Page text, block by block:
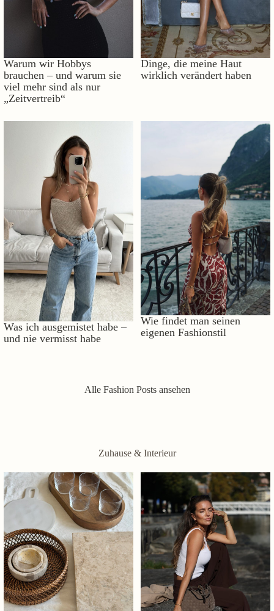
Warum wir Hobbys
brauchen – und warum sie
viel mehr sind als nur
„Zeitvertreib“
Dinge, die meine Haut
wirklich verändert haben
Was ich ausgemistet habe –
und nie vermisst habe
Wie findet man seinen
eigenen Fashionstil
Alle Fashion Posts ansehen
Zuhause & Interieur